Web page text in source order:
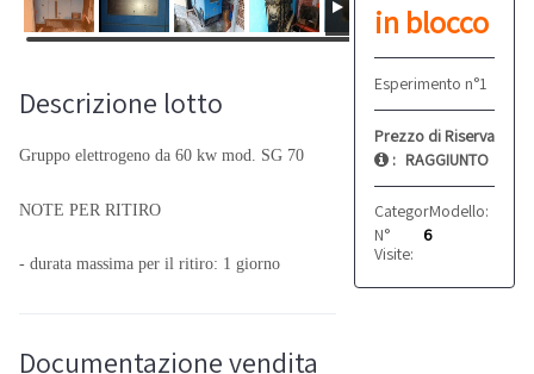
in blocco
Esperimento n°1
Prezzo di Riserva
: RAGGIUNTO
Categoria: Altro
Modello:
N°
Visite:
6
Descrizione lotto
Gruppo elettrogeno da 60 kw mod. SG 70
NOTE PER RITIRO
- durata massima per il ritiro: 1 giorno
Documentazione vendita